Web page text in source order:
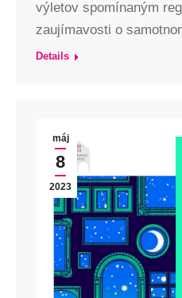
výletov spomínaným
zaujímavosti o
Details
máj
8
2023